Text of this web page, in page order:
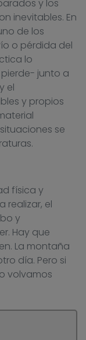
y los
inevitables. En
de los
o pérdida del
lo
junto a
el
y propios
se
física y
realizar, el
y
Hay que
La montaña
día. Pero si
volvamos